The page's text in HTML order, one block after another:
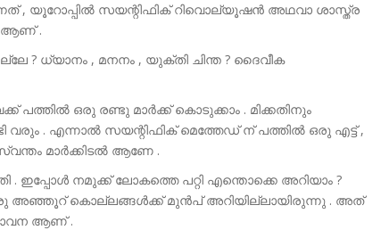
, യൂറോപ്പിൽ സയന്റിഫിക് റിവൊല്യൂഷൻ അഥവാ ശാസ്ത്ര
ആണ് .
? ധ്യാനം , മനനം , യുക്തി ചിന്ത ? ദൈവീക
പത്തിൽ ഒരു രണ്ടു മാർക്ക് കൊടുക്കാം . മിക്കതിനും
. എന്നാൽ സയന്റിഫിക് മെത്തേഡ് ന് പത്തിൽ ഒരു എട്ട് ,
മാർക്കിടൽ ആണേ .
. ഇപ്പോൾ നമുക്ക് ലോകത്തെ പറ്റി എന്തൊക്കെ അറിയാം ?
അഞ്ഞൂറ് കൊല്ലങ്ങൾക്ക് മുൻപ് അറിയില്ലായിരുന്നു . അത്
ആണ് .